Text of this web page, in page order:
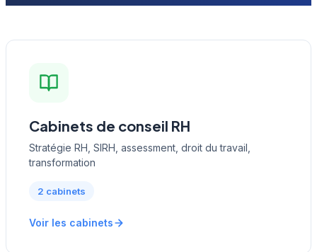
Cabinets de conseil RH
Stratégie RH, SIRH, assessment, droit du travail,
transformation
2 cabinets
Voir les cabinets